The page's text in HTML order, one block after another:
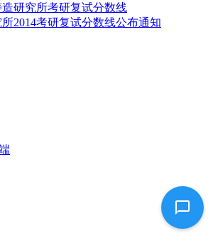
造研究所考研复试分数线
2014考研复试分数线公布通知